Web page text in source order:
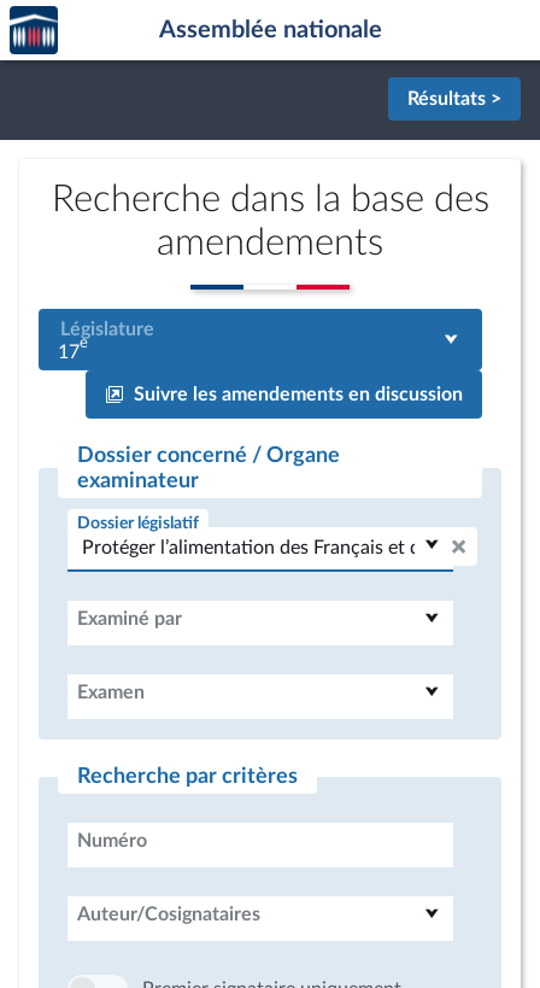
Aller au contenu
Aller en bas de la page
Accèder
à la
page
Assemblée nationale
Résultats >
Recherche dans la base des
amendements
Législature
17e
Suivre les amendements en discussion
Dossier concerné / Organe
examinateur
Dossier législatif
Examiné par
Examen
Recherche par critères
Numéro
Auteur/Cosignataires